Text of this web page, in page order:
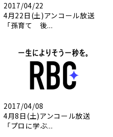
2017/04/22
4月22日(土)アンコール放送
「孫育て 後...
2017/04/08
4月8日(土)アンコール放送
「プロに学ぶ...